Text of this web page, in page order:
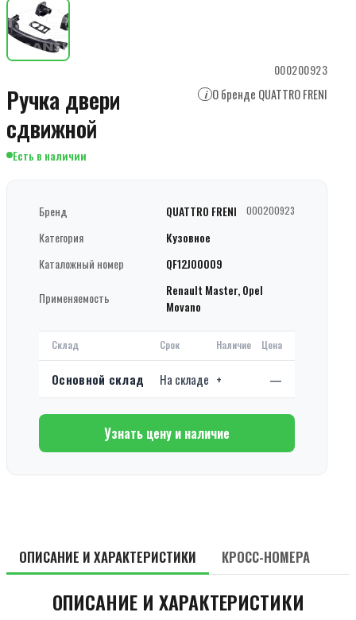
000200923
Ручка двери
сдвижной
i О бренде QUATTRO FRENI
Есть в наличии
Бренд QUATTRO FRENI 000200923
Категория
Кузовное
Каталожный номер
QF12J00009
Применяемость
Renault Master, Opel
Movano
Склад Срок Наличие Цена
Основной склад На складе + —
Узнать цену и наличие
ОПИСАНИЕ И ХАРАКТЕРИСТИКИ КРОСС-НОМЕРА
ОПИСАНИЕ И ХАРАКТЕРИСТИКИ